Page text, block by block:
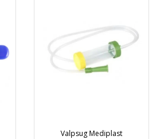
Valpsug Mediplast